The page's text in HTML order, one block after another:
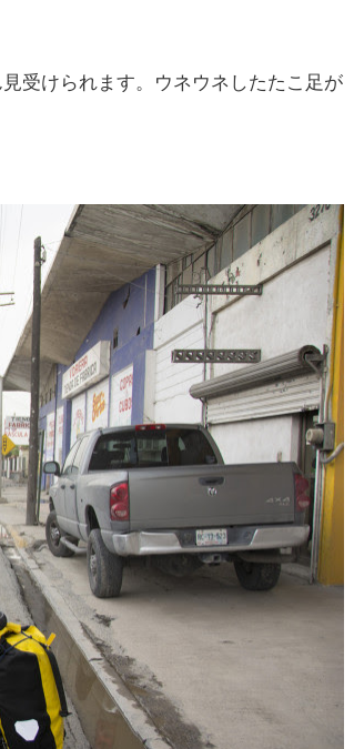
受けられます。ウネウネしたたこ足が